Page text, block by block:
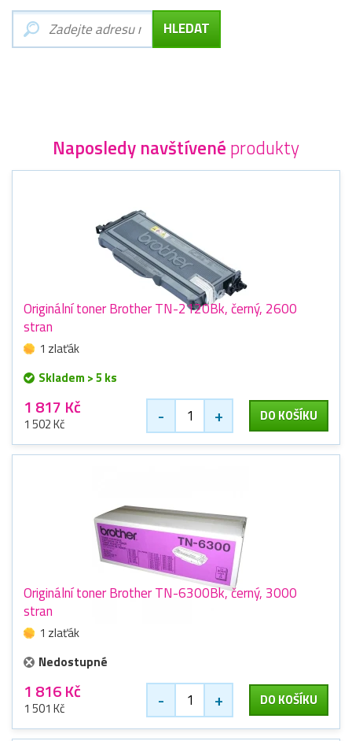
Naposledy navštívené produkty
Originální toner Brother TN-2120Bk, černý, 2600
stran
1 zlaťák
Skladem > 5 ks
1 817 Kč
1 502 Kč - + DO KOŠÍKU
Originální toner Brother TN-6300Bk, černý, 3000
stran
1 zlaťák
Nedostupné
1 816 Kč
1 501 Kč - + DO KOŠÍKU